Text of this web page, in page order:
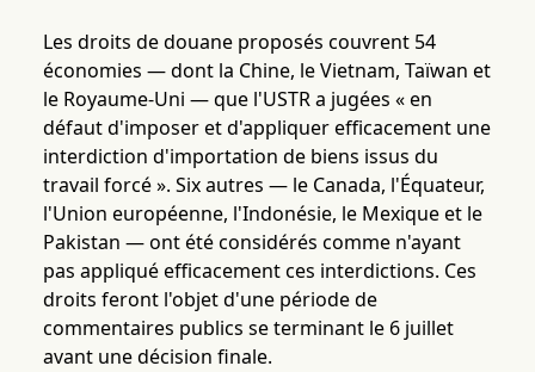
Les droits de douane proposés couvrent 54
économies — dont la Chine, le Vietnam, Taïwan et
le Royaume-Uni — que l'USTR a jugées « en
défaut d'imposer et d'appliquer efficacement une
interdiction d'importation de biens issus du
travail forcé ». Six autres — le Canada, l'Équateur,
l'Union européenne, l'Indonésie, le Mexique et le
Pakistan — ont été considérés comme n'ayant
pas appliqué efficacement ces interdictions. Ces
droits feront l'objet d'une période de
commentaires publics se terminant le 6 juillet
avant une décision finale.